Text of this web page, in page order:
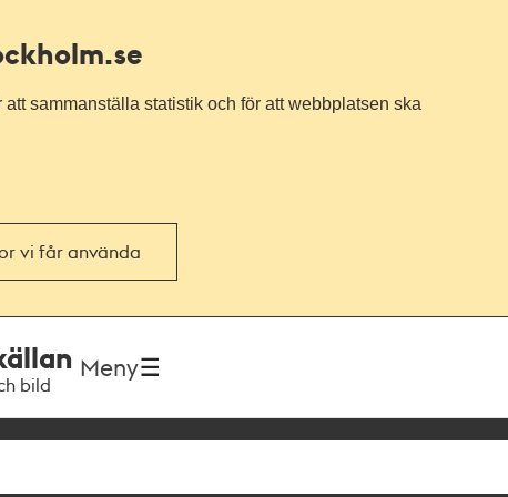
sammanställa statistik och för att webbplatsen ska
vi får använda
bild
Meny